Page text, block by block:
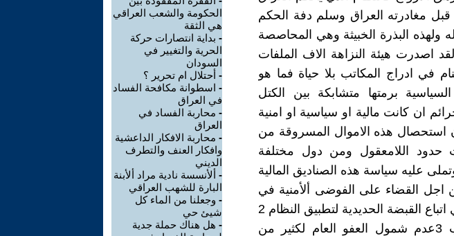
قبل مغادرته العراق وسلم دفة الحكم
ولهذه البذرة الخبيثة وهي المحاصصة
اصدرت هيئة النزاهة الاف الملفات
في ادراج المكاتب بلا حياة فما هو
برمتها متشابكة بين الكتل
ان كانت مالية او سياسية او امنية
استحصال هذه الاموال المسروقة من
حدود اللامعقول ومن دول مختلفة
عليه سياسة هذه الصناديق المالية
اجل القضاء على الفوضى ألأمنية في
العراق نحتاج الى تطبيق القانون ولا نتردد في اتباع القبضة الحديدية لتطبيق النظام 2
وضع الرجل المناسب في المكان المناسب 3عدم شمول العفو العام لكثير من
الحكومة والشعب العراقي
هي الثقة
- بداية انتصارات حركة
الحرية والتغيير في
السودان
- أحتلال ام تحرير ؟
- اسطوانة مكافحة الفساد
في العراق
- محاربة الفساد في
العراق
- محاربة الافكار الداعشية
وافكار العنف والتطرف
الديني
- ألأنسسة نادية مراد ألأبنة
البارة للشهب العراقي
- وجعلنا من الماء كل
شيئ حي
- هل هناك حملة جدية